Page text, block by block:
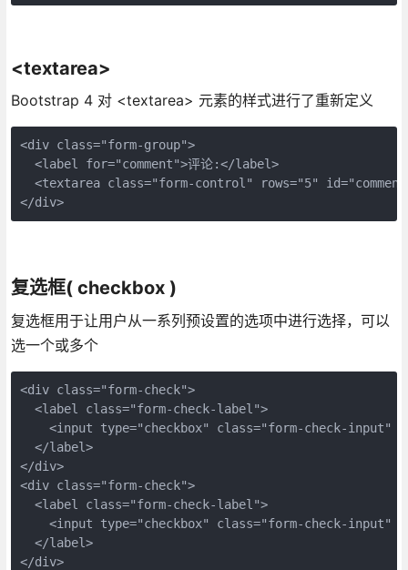
<textarea>
Bootstrap 4 对 <textarea> 元素的样式进行了重新定义
<div class="form-group">
  <label for="comment">评论:</label>
<textarea class="form-control" rows="5"
</div>
复选框( checkbox )
复选框用于让用户从一系列预设置的选项中进行选择，可以
选一个或多个
<div class="form-check">
  <label class="form-check-label">
<input type="checkbox" class="form-check-input"
  </label>
</div>
<div class="form-check">
  <label class="form-check-label">
<input type="checkbox" class="form-check-input"
  </label>
</div>